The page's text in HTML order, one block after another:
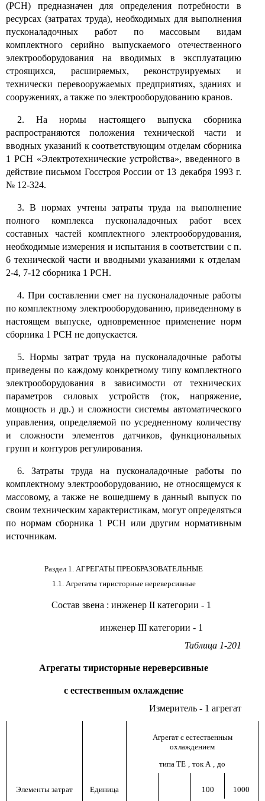
(РСН) предназначен для определения потребности в
ресурсах (затратах труда), необходимых для выполнения
пусконаладочных работ по массовым видам
комплектного серийно выпускаемого отечественного
электрооборудования на вводимых в эксплуатацию
строящихся, расширяемых, реконструируемых и
технически перевооружаемых предприятиях, зданиях и
сооружениях, а также по электрооборудованию кранов.
2. На нормы настоящего выпуска сборника
распространяются положения технической части и
вводных указаний к соответствующим отделам сборника
1 РСН «Электротехнические устройства», введенного в
действие письмом Госстроя России от 13 декабря1993г.
№ 12-324.
3. В нормах учтены затраты труда на выполнение
полного комплекса пусконаладочных работ всех
составных частей комплектного электрооборудования,
необходимые измерения и испытания в соответствии с п.
6 технической части и вводными указаниями к отделам
2-4, 7-12 сборника 1 РСН.
4. При составлении смет на пусконаладочные работы
по комплектному электрооборудованию, приведенному в
настоящем выпуске, одновременное применение норм
сборника 1 РСН не допускается.
5. Нормы затрат труда на пусконаладочные работы
приведены по каждому конкретному типу комплектного
электрооборудования в зависимости от технических
параметров силовых устройств (ток, напряжение,
мощность и др.) и сложности системы автоматического
управления, определяемой по усредненному количеству
и сложности элементов датчиков, функциональных
групп и контуров регулирования.
6. Затраты труда на пусконаладочные работы по
комплектному электрооборудованию, не относящемуся к
массовому, а также не вошедшему в данный выпуск по
своим техническим характеристикам, могут определяться
по нормам сборника 1 РСН или другим нормативным
источникам.
Раздел 1. АГРЕГАТЫ ПРЕОБРАЗОВАТЕЛЬНЫЕ
1.1. Агрегаты тиристорные нереверсивные
Состав звена : инженерII категории - 1
инженер IIIкатегории - 1
Таблица 1-201
Агрегаты тиристорные нереверсивные
с естественным охлаждение
Измеритель - 1 агрегат
Агрегат с естественным
охлаждением
типа ТЕ , ток А , до
Элементы затрат Единица 100 1000